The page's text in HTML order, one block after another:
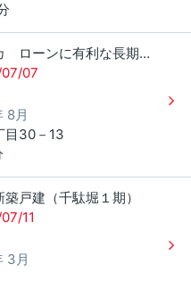
うれしい駅チカ ローンに有利な長期優良住宅 元山駅徒歩7分
07
8月
目 30－13
戸建（千駄堀１期）
11
3月